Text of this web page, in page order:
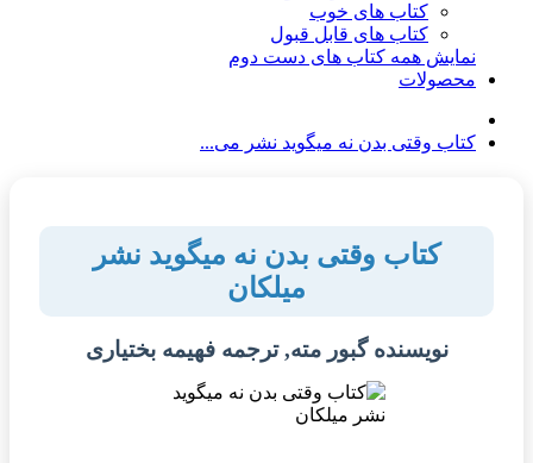
کتاب های خوب
کتاب های قابل قبول
نمایش همه کتاب های دست دوم
محصولات
کتاب وقتی بدن نه میگوید نشر می...
کتاب وقتی بدن نه میگوید نشر
میلکان
نویسنده گبور مته, ترجمه فهیمه بختیاری